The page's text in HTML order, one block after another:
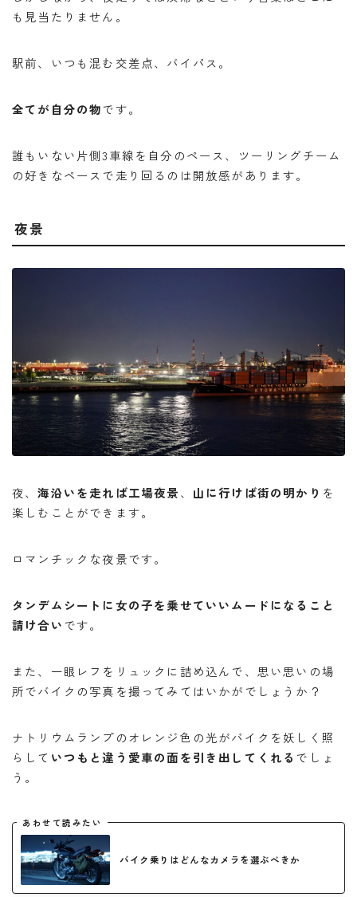
も見当たりません。
駅前、いつも混む交差点、バイパス。
全てが自分の物です。
誰もいない片側3車線を自分のペース、ツーリングチーム
の好きなペースで走り回るのは開放感があります。
夜景
夜、海沿いを走れば工場夜景、 山に行けば街の明かり を
楽しむことができます。
ロマンチックな夜景です。
タンデムシートに女の子を乗せていいムードになること
請け合いです。
また、一眼レフをリュックに詰め込んで、思い思いの場
所でバイクの写真を撮ってみてはいかがでしょうか？
ナトリウムランプのオレンジ色の光がバイクを妖しく照
らして いつもと違う愛車の面を引き出してくれる でしょ
う。
あわせて読みたい
バイク乗りはどんなカメラを選ぶべきか